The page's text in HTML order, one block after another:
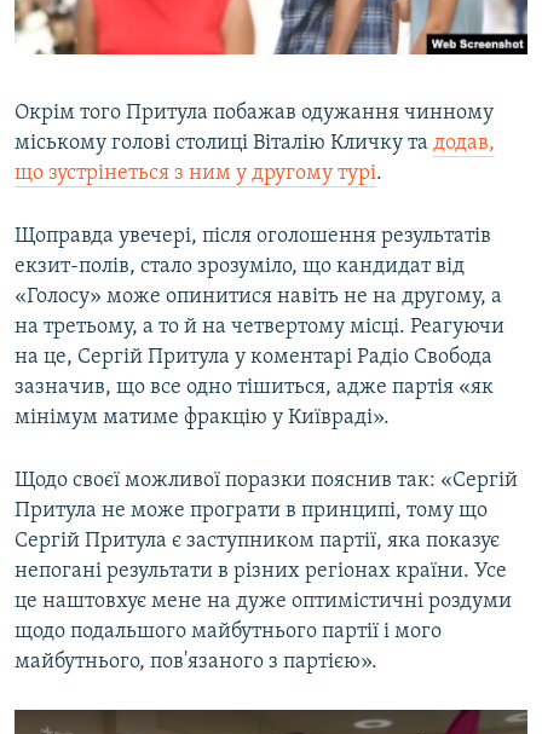
Окрім того Притула побажав одужання чинному
міському голові столиці Віталію Кличку та додав,
що зустрінеться з ним у другому турі.
Щоправда увечері, після оголошення результатів
екзит-полів, стало зрозуміло, що кандидат від
«Голосу» може опинитися навіть не на другому, а
на третьому, а то й на четвертому місці. Реагуючи
на це, Сергій Притула у коментарі Радіо Свобода
зазначив, що все одно тішиться, адже партія «як
мінімум матиме фракцію у Київраді».
Щодо своєї можливої поразки пояснив так: «Сергій
Притула не може програти в принципі, тому що
Сергій Притула є заступником партії, яка показує
непогані результати в різних регіонах країни. Усе
це наштовхує мене на дуже оптимістичні роздуми
щодо подальшого майбутнього партії і мого
майбутнього, пов'язаного з партією».